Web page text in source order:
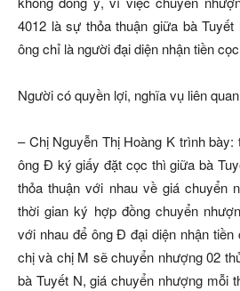
4012 là sự thỏa thuận giữa bà
ông chỉ là người đại diện nhận tiền
Người có quyền lợi, nghĩa vụ liên
– Chị Nguyễn Thị Hoàng K trình
ông Đ ký giấy đặt cọc thì giữa bà
thỏa thuận với nhau về giá chuyển
thời gian ký hợp đồng chuyển
với nhau để ông Đ đại diện nhận tiền
chị và chị M sẽ chuyển nhượng 02
bà Tuyết N, giá chuyển nhượng mỗi